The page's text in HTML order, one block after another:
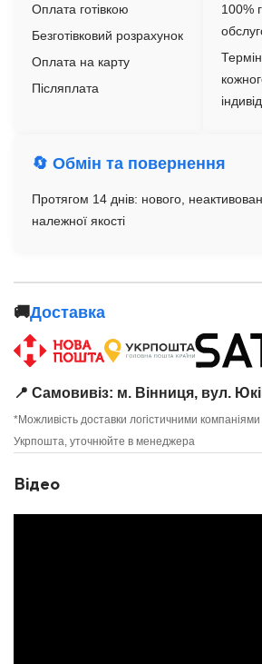
Оплата готівкою
Безготівковий розрахунок
Оплата на карту
Післяплата
100%
🔄 Обмін та повернення
Протягом 14 днів: нового,
належної якості
🚚Доставка
📍 Самовивіз: м. Вінниця, вул.
*Можливість доставки логістичними
Укрпошта, уточнюйте в менеджера
Відео